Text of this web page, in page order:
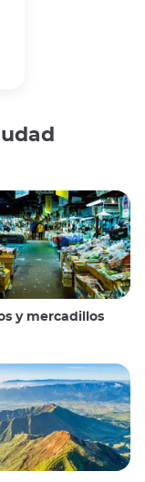
y mercadillos